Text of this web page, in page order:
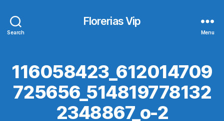
Search
Florerias Vip
Menu
116058423_612014709
725656_514819778132
2348867_o-2